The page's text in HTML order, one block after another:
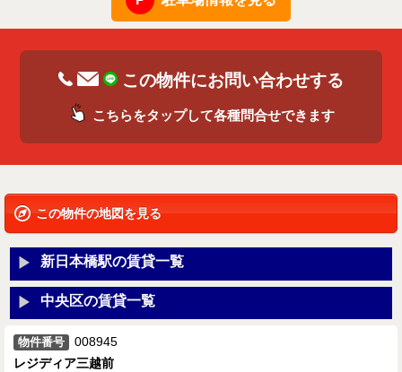
この物件にお問い合わせする
こちらをタップして各種問合せできます
この物件の地図を見る
新日本橋駅の賃貸一覧
中央区の賃貸一覧
物件番号
008945
レジディア三越前